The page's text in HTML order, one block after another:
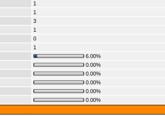
1
1
3
1
0
1
6.00%
0.00%
0.00%
0.00%
0.00%
0.00%